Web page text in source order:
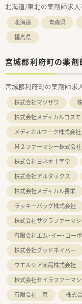
北海道/東北の薬剤師求人
北海道 青森県
福島県
宮城郡利府町の薬
宮城郡利府町の薬剤師求
株式会社マツザワ
株式会社メディカルコスモ
メディカルワーク株式会社
Ｍ２ファーマシー株式会社
株式会社ヨネキ十字堂
株式会社アルタックス
株式会社メディカル長栄
ラッキーバッグ株式会社
株式会社サクラファーマ
有限会社エム・イー・コー
株式会社グッドネイバー
ウエルシア薬局株式会社
株式会社セイラファーマ
有限会社 恵
株式